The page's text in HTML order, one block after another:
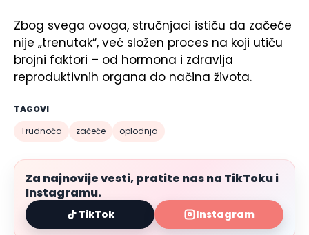
Zbog svega ovoga, stručnjaci ističu da začeće
nije „trenutak“, već složen proces na koji utiču
brojni faktori – od hormona i zdravlja
reproduktivnih organa do načina života.
TAGOVI
Trudnoća
začeće oplodnja
Za najnovije vesti, pratite nas na TikToku i
Instagramu.
TikTok Instagram